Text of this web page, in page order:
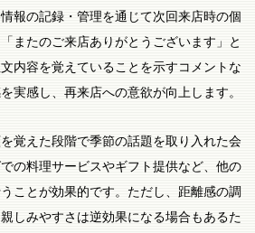
報の記録・管理を通じて次回来店時の個
またのご来店ありがとうございます」と
内容を覚えていることを示すコメントな
実感し、再来店への意欲が向上します。
覚えた段階で季節の話題を取り入れた会
の料理サービスやギフト提供など、他の
ことが効果的です。ただし、距離感の調
しみやすさは逆効果になる場合もあるた